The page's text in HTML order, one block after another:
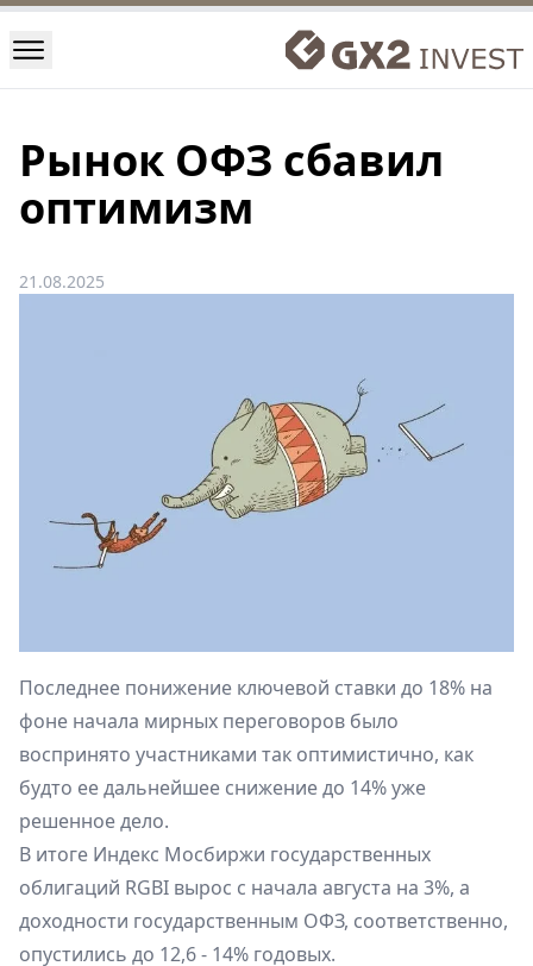
Рынок ОФЗ сбавил
оптимизм
21.08.2025
Последнее понижение ключевой ставки до 18% на
фоне начала мирных переговоров было
воспринято участниками так оптимистично, как
будто ее дальнейшее снижение до 14% уже
решенное дело.
В итоге Индекс Мосбиржи государственных
облигаций RGBI вырос с начала августа на 3%, а
доходности государственным ОФЗ, соответственно,
опустились до 12,6 - 14% годовых.